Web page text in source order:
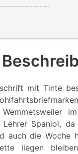
mit Tinte
Spaniol,
auch die
liegen